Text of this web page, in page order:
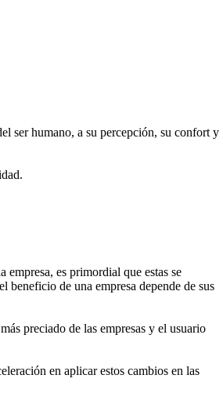
ser humano, a su percepción, su confort y
es primordial que estas se
beneficio de una empresa depende de sus
preciado de las empresas y el usuario
en aplicar estos cambios en las